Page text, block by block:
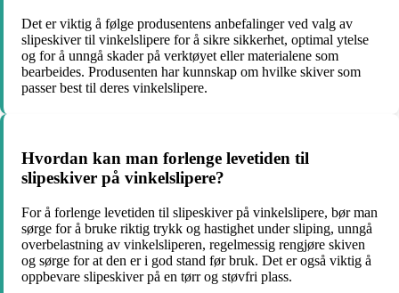
Det er viktig å følge produsentens anbefalinger ved valg av
slipeskiver til vinkelslipere for å sikre sikkerhet, optimal ytelse
og for å unngå skader på verktøyet eller materialene som
bearbeides. Produsenten har kunnskap om hvilke skiver som
passer best til deres vinkelslipere.
Hvordan kan man forlenge levetiden til
slipeskiver på vinkelslipere?
For å forlenge levetiden til slipeskiver på vinkelslipere, bør man
sørge for å bruke riktig trykk og hastighet under sliping, unngå
overbelastning av vinkelsliperen, regelmessig rengjøre skiven
og sørge for at den er i god stand før bruk. Det er også viktig å
oppbevare slipeskiver på en tørr og støvfri plass.